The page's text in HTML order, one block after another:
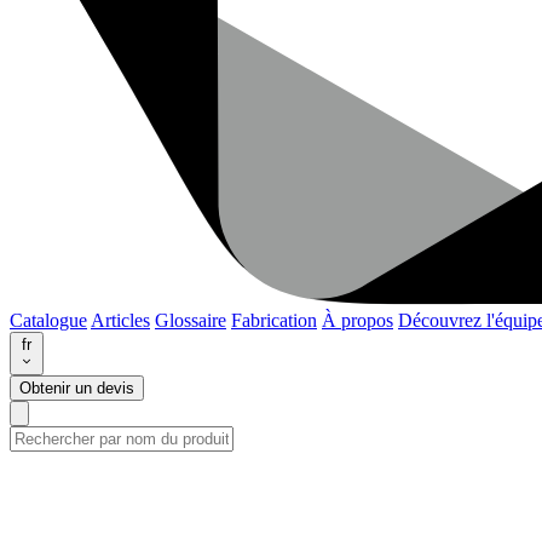
Catalogue Articles Glossaire Fabrication À propos Découvrez
fr
Obtenir un devis